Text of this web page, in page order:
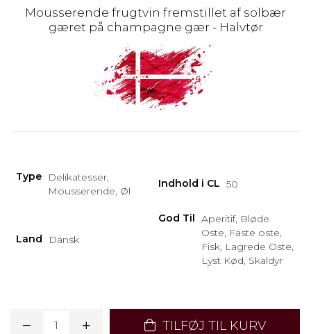
Mousserende frugtvin fremstillet af solbær
gæret på champagne gær - Halvtør
Type
Delikatesser,
Mousserende, Øl
Indhold i CL 50
Land Dansk
God Til Aperitif, Bløde
Oste, Faste oste,
Fisk, Lagrede Oste,
Lyst Kød, Skaldyr
TILFØJ TIL KURV